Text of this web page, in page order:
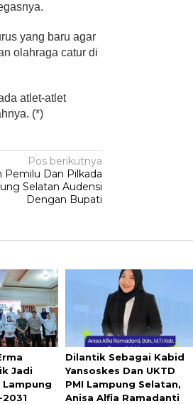
yang baru agar
olahraga catur di
atlet-atlet
(*)
Pos berikutnya
Pemilu Dan Pilkada
Selatan Audensi
Dengan Bupati
Jadi
Lampung
Dilantik Sebagai Kabid
Yansoskes Dan UKTD
PMI Lampung Selatan,
Anisa Alfia Ramadanti